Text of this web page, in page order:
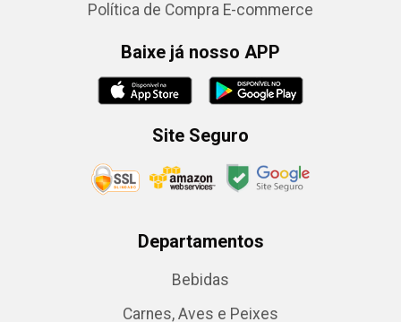
Política de Compra E-commerce
Baixe já nosso APP
Site Seguro
Departamentos
Bebidas
Carnes, Aves e Peixes